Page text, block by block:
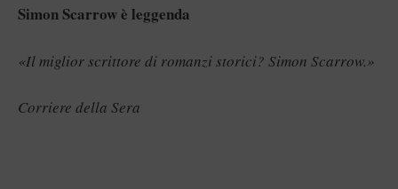
Simon Scarrow è leggenda
«Il miglior scrittore di romanzi storici? Simon Scarrow.»
Corriere della Sera